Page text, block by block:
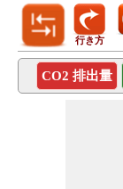
行き方
CO2 排出量